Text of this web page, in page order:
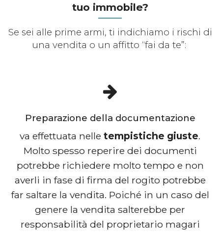
tuo immobile?
Se sei alle prime armi, ti indichiamo i rischi di
una vendita o un affitto “fai da te”:
Preparazione della documentazione
va effettuata nelle tempistiche giuste.
Molto spesso reperire dei documenti
potrebbe richiedere molto tempo e non
averli in fase di firma del rogito potrebbe
far saltare la vendita. Poiché in un caso del
genere la vendita salterebbe per
responsabilità del proprietario magari